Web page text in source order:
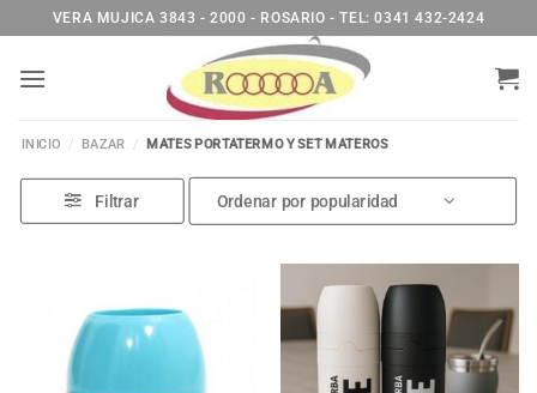
al
contenido
VERA MUJICA 3843 - 2000 - ROSARIO - TEL: 0341 432-2424
INICIO / BAZAR / MATES PORTATERMO Y SET MATEROS
Filtrar